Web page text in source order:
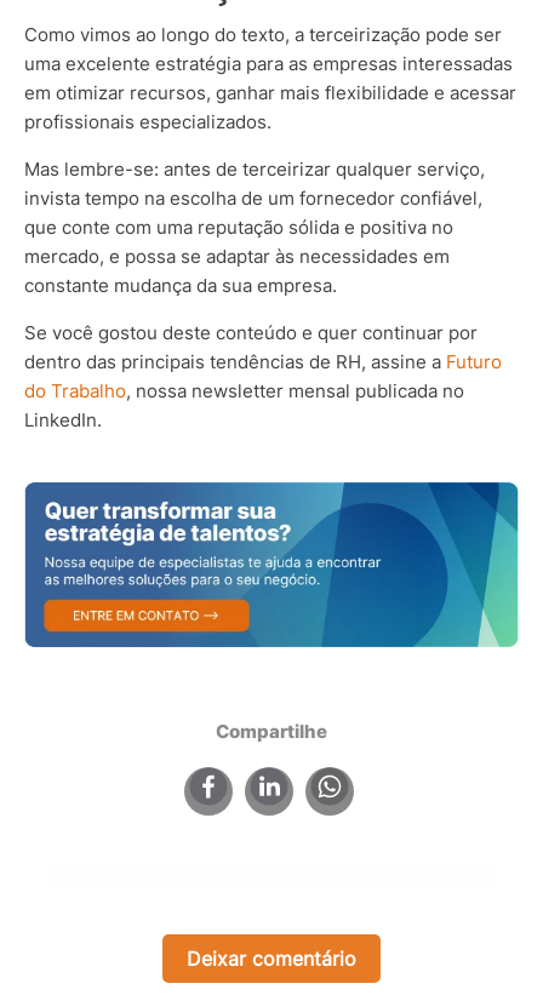
Como vimos ao longo do texto, a terceirização pode ser
uma excelente estratégia para as empresas interessadas
em otimizar recursos, ganhar mais flexibilidade e acessar
profissionais especializados.
Mas lembre-se: antes de terceirizar qualquer serviço,
invista tempo na escolha de um fornecedor confiável,
que conte com uma reputação sólida e positiva no
mercado, e possa se adaptar às necessidades em
constante mudança da sua empresa.
Se você gostou deste conteúdo e quer continuar por
dentro das principais tendências de RH, assine a Futuro
do Trabalho, nossa newsletter mensal publicada no
LinkedIn.
Compartilhe
Deixar comentário